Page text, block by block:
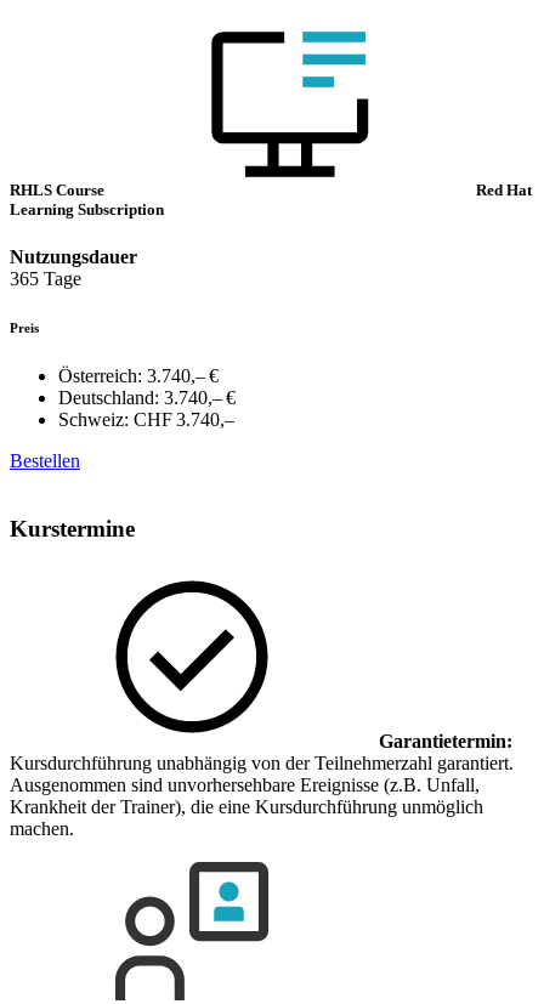
RHLS Course
Red Hat
Learning Subscription
Nutzungsdauer
365 Tage
Preis
Österreich: 3.740,– €
Deutschland: 3.740,– €
Schweiz: CHF 3.740,–
Bestellen
Kurstermine
Garantietermin:
Kursdurchführung unabhängig von der Teilnehmerzahl garantiert.
Ausgenommen sind unvorhersehbare Ereignisse (z.B. Unfall,
Krankheit der Trainer), die eine Kursdurchführung unmöglich
machen.